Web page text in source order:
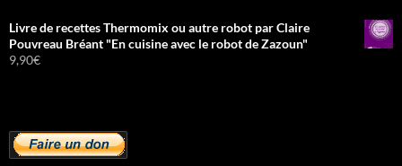
Livre de recettes Thermomix ou autre robot par Claire
Pouvreau Bréant "En cuisine avec le robot de Zazoun"
9,90€